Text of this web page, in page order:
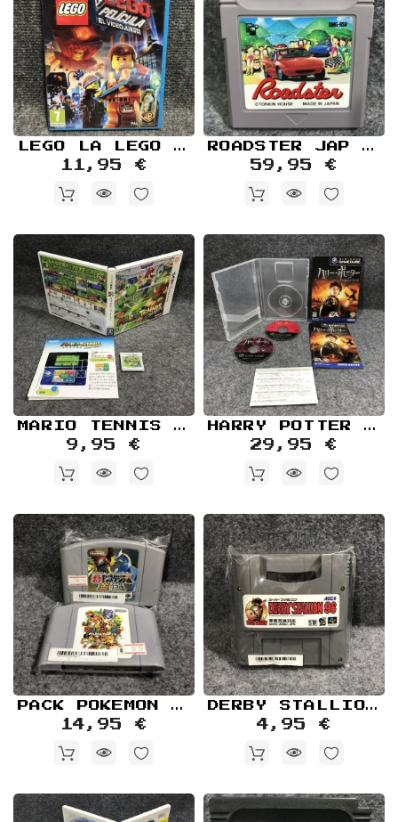
LEGO LA LEGO PELICULA EL VIDEOJUEGO NUEVO PRECINTADO NINTENDO WII U
11,95 €
ROADSTER JAP NINTENDO GAME BOY GB
59,95 €
MARIO TENNIS OPEN JAP NINTENDO 3DS
9,95 €
HARRY POTTER Y EL CALIZ DE FUEGO+HARRY POTTER Y LA CAMARA SECRETA NINTENDO GAME CUBE HONOO NO GOBLET HIMITSU NO HEYA
29,95 €
PACK POKEMON STADIUM 2+MARIO PARTY NINTENDO 64
14,95 €
DERBY STALLION 96 SUPER FAMICOM NINTENDO SNES
4,95 €